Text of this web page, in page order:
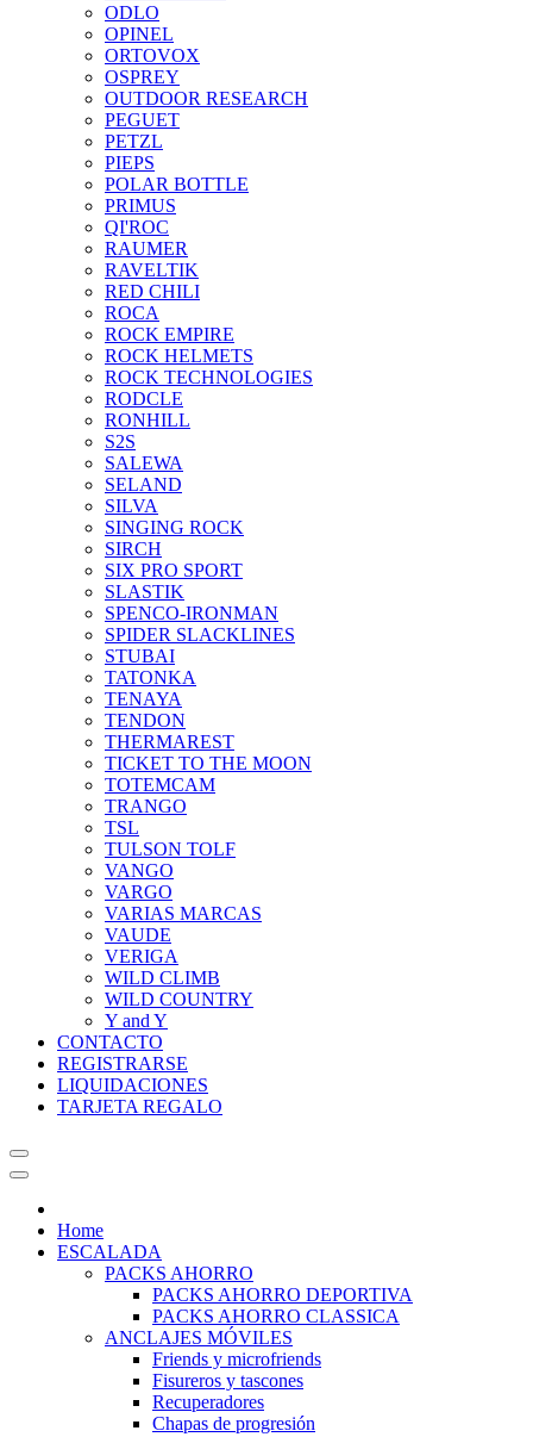
ODLO
OPINEL
ORTOVOX
OSPREY
OUTDOOR RESEARCH
PEGUET
PETZL
PIEPS
POLAR BOTTLE
PRIMUS
QI'ROC
RAUMER
RAVELTIK
RED CHILI
ROCA
ROCK EMPIRE
ROCK HELMETS
ROCK TECHNOLOGIES
RODCLE
RONHILL
S2S
SALEWA
SELAND
SILVA
SINGING ROCK
SIRCH
SIX PRO SPORT
SLASTIK
SPENCO-IRONMAN
SPIDER SLACKLINES
STUBAI
TATONKA
TENAYA
TENDON
THERMAREST
TICKET TO THE MOON
TOTEMCAM
TRANGO
TSL
TULSON TOLF
VANGO
VARGO
VARIAS MARCAS
VAUDE
VERIGA
WILD CLIMB
WILD COUNTRY
Y and Y
CONTACTO
REGISTRARSE
LIQUIDACIONES
TARJETA REGALO
Home
ESCALADA
PACKS AHORRO
PACKS AHORRO DEPORTIVA
PACKS AHORRO CLASSICA
ANCLAJES MÓVILES
Friends y microfriends
Fisureros y tascones
Recuperadores
Chapas de progresión